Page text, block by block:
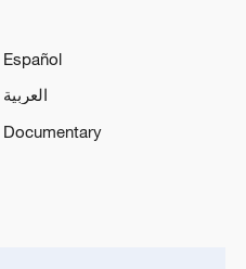
Español
العربية
Documentary